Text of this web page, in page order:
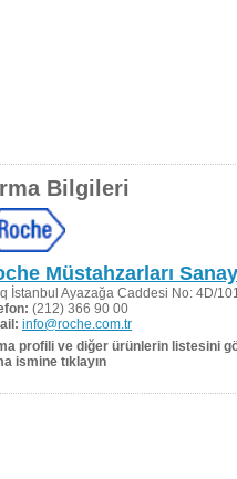
Bilgileri
Müstahzarları
İstanbul Ayazağa Caddesi No: 4D/
(212) 366 90 00
info@roche.com.tr
profili ve diğer ürünlerin listesini
ismine tıklayın